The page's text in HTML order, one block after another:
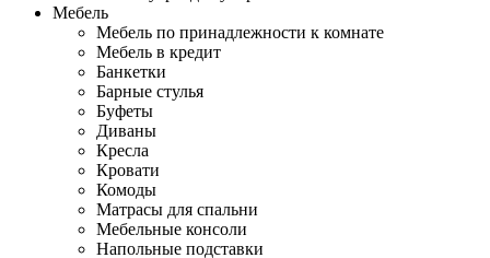
Мебель
Мебель по принадлежности к комнате
Мебель в кредит
Банкетки
Барные стулья
Буфеты
Диваны
Кресла
Кровати
Комоды
Матрасы для спальни
Мебельные консоли
Напольные подставки